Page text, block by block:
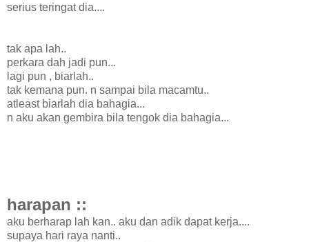
serius teringat dia....
tak apa lah..
perkara dah jadi pun...
lagi pun , biarlah..
tak kemana pun. n sampai bila macamtu..
atleast biarlah dia bahagia...
n aku akan gembira bila tengok dia bahagia...
harapan ::
aku berharap lah kan.. aku dan adik dapat kerja....
supaya hari raya nanti..